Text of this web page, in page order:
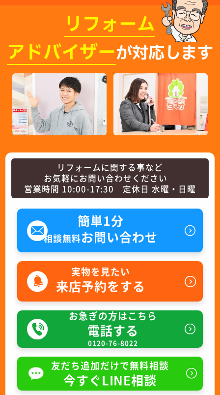
リフォーム
アドバイザーが対応します
リフォームに関する事など
お気軽にお問い合わせください
営業時間 10:00-17:30 定休日 水曜・日曜
簡単1分
相談無料お問い合わせ
実物を見たい
来店予約をする
お急ぎの方はこちら
電話する
0120-76-8022
友だち追加だけで無料相談
今すぐLINE相談